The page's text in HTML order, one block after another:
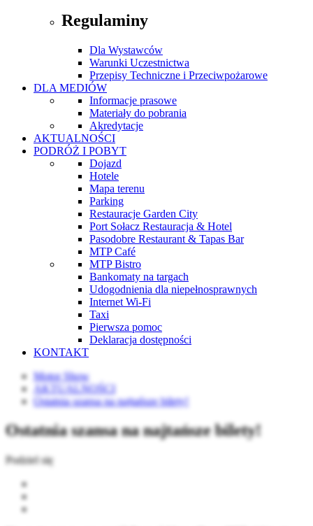
Regulaminy
Dla Wystawców
Warunki Uczestnictwa
Przepisy Techniczne i Przeciwpożarowe
DLA MEDIÓW
Informacje prasowe
Materiały do pobrania
Akredytacje
AKTUALNOŚCI
PODRÓŻ I POBYT
Dojazd
Hotele
Mapa terenu
Parking
Restauracje Garden City
Port Sołacz Restauracja & Hotel
Pasodobre Restaurant & Tapas Bar
MTP Café
MTP Bistro
Bankomaty na targach
Udogodnienia dla niepełnosprawnych
Internet Wi-Fi
Taxi
Pierwsza pomoc
Deklaracja dostępności
KONTAKT
Motor Show
AKTUALNOŚCI
Ostatnia szansa na najtańsze bilety!
Ostatnia szansa na najtańsze bilety!
Podziel się